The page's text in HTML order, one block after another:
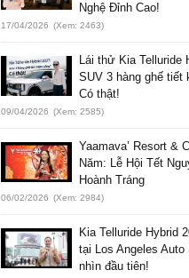
Nghệ Đỉnh Cao!
17/04/2026 (Xem: 2463)
Lái thử Kia Telluride
SUV 3 hàng ghế tiết
Có thật!
09/04/2026 (Xem: 2585)
Yaamava’ Resort &
Năm: Lễ Hội Tết
Hoành Tráng
06/02/2026 (Xem: 2984)
Kia Telluride Hybrid
tại Los Angeles Auto
nhìn đầu tiên!